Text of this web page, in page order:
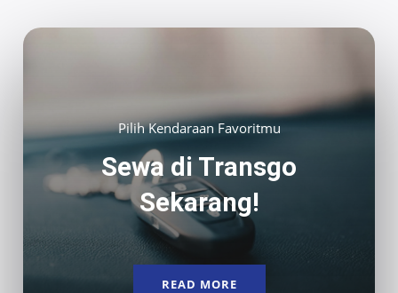
Pilih Kendaraan Favoritmu
Sewa di Transgo
Sekarang!
READ MORE